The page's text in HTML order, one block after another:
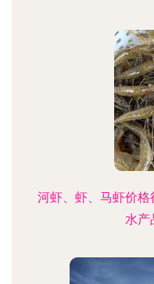
河虾、虾、马虾价
水产